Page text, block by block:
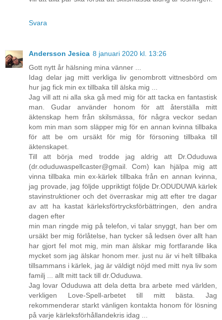
Svara
Andersson Jesica 8 januari 2020 kl. 13:26
Gott nytt år hälsning mina vänner ...
Idag delar jag mitt verkliga liv genombrott vittnesbörd om
hur jag fick min ex tillbaka till älska mig ...
Jag vill att ni alla ska gå med mig för att tacka en fantastisk
man. Gudar använder honom för att återställa mitt
äktenskap hem från skilsmässa, för några veckor sedan
kom min man som släpper mig för en annan kvinna tillbaka
för att be om ursäkt för mig för försoning tillbaka till
äktenskapet.
Till att börja med trodde jag aldrig att Dr.Oduduwa
(dr.oduduwaspellcaster@gmail. Com) kan hjälpa mig att
vinna tillbaka min ex-kärlek tillbaka från en annan kvinna,
jag provade, jag följde uppriktigt följde Dr.ODUDUWA kärlek
stavinstruktioner och det överraskar mig att efter tre dagar
av att ha kastat kärleksförtrycksförbättringen, den andra
dagen efter
min man ringde mig på telefon, vi talar snyggt, han ber om
ursäkt ber mig förlåtelse, han tycker så ledsen över allt han
har gjort fel mot mig, min man älskar mig fortfarande lika
mycket som jag älskar honom mer. just nu är vi helt tillbaka
tillsammans i kärlek, jag är väldigt nöjd med mitt nya liv som
familj ... allt mitt tack till dr.Oduduwa.
Jag lovar Oduduwa att dela detta bra arbete med världen,
verkligen Love-Spell-arbetet till mitt bästa. Jag
rekommenderar starkt vänligen kontakta honom för lösning
på varje kärleksförhållandekris idag ...